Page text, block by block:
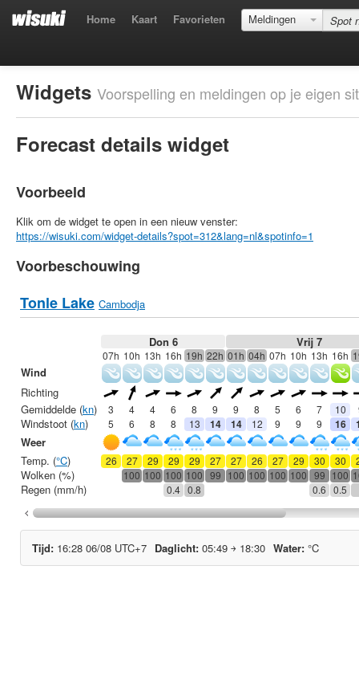
Home Kaart Favorieten Meldingen
Widgets Voorspelling en meldingen op je eigen
Forecast details widget
Voorbeeld
Klik om de widget te open in een nieuw venster:
https://wisuki.com/widget-details?spot=312&lang=nl&spotinfo=1
Voorbeschouwing